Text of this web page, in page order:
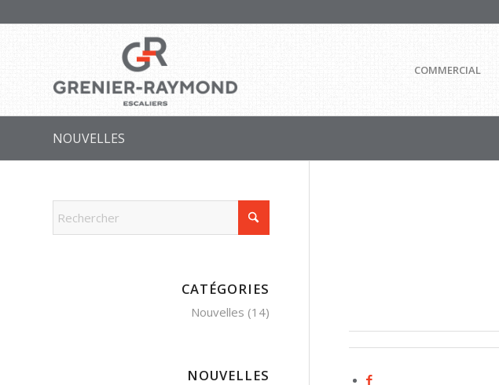
COMMERCIAL
NOUVELLES
CATÉGORIES
Nouvelles (14)
NOUVELLES